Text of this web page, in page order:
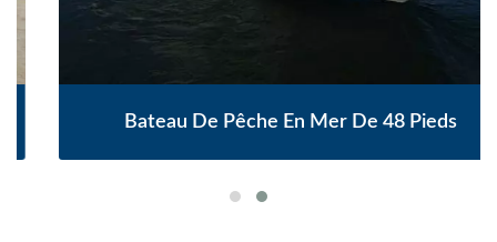
Bateau De Pêche En Mer De 48 Pieds